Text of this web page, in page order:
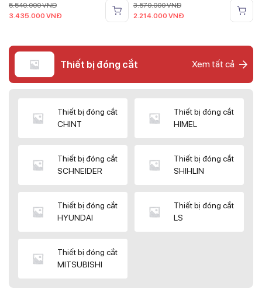
5.540.000VNĐ
3.435.000 VNĐ
3.570.000VNĐ
2.214.000 VNĐ
Thiết bị đóng cắt Xem tất cả
Thiết bị đóng cắt
CHINT
Thiết bị đóng cắt
HIMEL
Thiết bị đóng cắt
SCHNEIDER
Thiết bị đóng cắt
SHIHLIN
Thiết bị đóng cắt
HYUNDAI
Thiết bị đóng cắt
LS
Thiết bị đóng cắt
MITSUBISHI